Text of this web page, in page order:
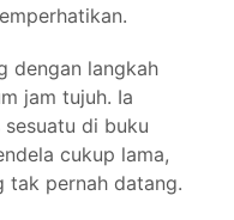
dengan langkah
jam tujuh. Ia
di buku
cukup lama,
tak pernah datang.